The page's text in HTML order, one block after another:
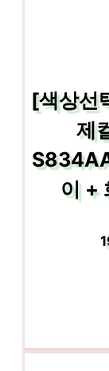
[색상선
제
이 +